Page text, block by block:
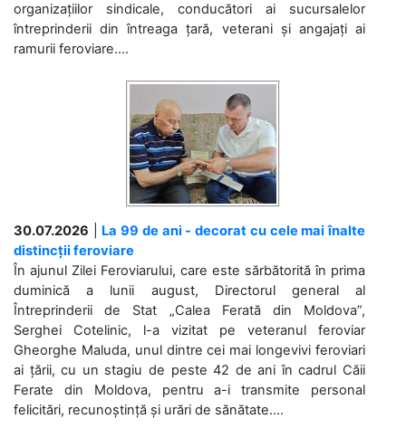
organizațiilor sindicale, conducători ai sucursalelor
întreprinderii din întreaga țară, veterani și angajați ai
ramurii feroviare....
30.07.2026
La 99 de ani - decorat cu cele mai înalte
distincții feroviare
În ajunul Zilei Feroviarului, care este sărbătorită în prima
duminică a lunii august, Directorul general al
Întreprinderii de Stat „Calea Ferată din Moldova”,
Serghei Cotelinic, l-a vizitat pe veteranul feroviar
Gheorghe Maluda, unul dintre cei mai longevivi feroviari
ai țării, cu un stagiu de peste 42 de ani în cadrul Căii
Ferate din Moldova, pentru a-i transmite personal
felicitări, recunoștință și urări de sănătate....